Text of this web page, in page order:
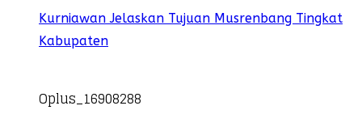
Kurniawan Jelaskan Tujuan Musrenbang Tingkat
Kabupaten
Oplus_16908288